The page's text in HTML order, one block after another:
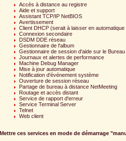
Accès à distance au registre
Aide et support
Assistant TCP/IP NetBIOS
Avertissement
Client DHCP (serait à laisser en
Connexion secondaire
DSDM DDE réseau
Gestionnaire de l'album
Gestionnaire de session d'aide sur le
Journaux et alertes de performance
Machine Debug Manager
Mise à jour automatique
Notification d'événement système
Ouverture de session réseau
Partage de bureau à distance NetMeeting
Routage et accès distant
Service de rapport d'erreur
Service Terminal Server
Telnet
Web client
Mettre ces services en mode de démarrage